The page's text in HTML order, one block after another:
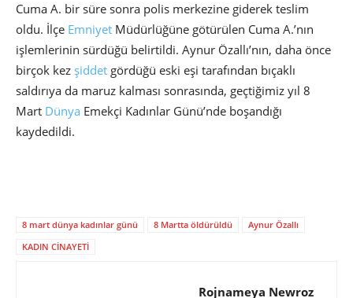
Cuma A. bir süre sonra polis merkezine giderek teslim
oldu. İlçe Emniyet Müdürlüğüne götürülen Cuma A.’nın
işlemlerinin sürdüğü belirtildi. Aynur Özallı’nın, daha önce
birçok kez şiddet gördüğü eski eşi tarafından bıçaklı
saldırıya da maruz kalması sonrasında, geçtiğimiz yıl 8
Mart Dünya Emekçi Kadınlar Günü’nde boşandığı
kaydedildi.
8 mart dünya kadınlar günü 8 Martta öldürüldü
Aynur Özallı
KADIN CİNAYETİ
Rojnameya Newroz